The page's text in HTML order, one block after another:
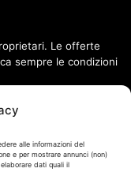
alle informazioni del
e per mostrare annunci (non)
dati quali il
Le offerte
sempre le condizioni